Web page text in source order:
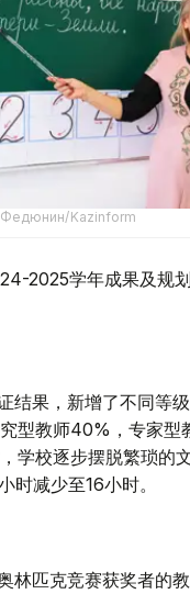
Kazinform
2025学年成果及规
结果，新增了不同等
型教师40%，专家型
学校逐步摆脱繁琐的
时减少至16小时。
林匹克竞赛获奖者的